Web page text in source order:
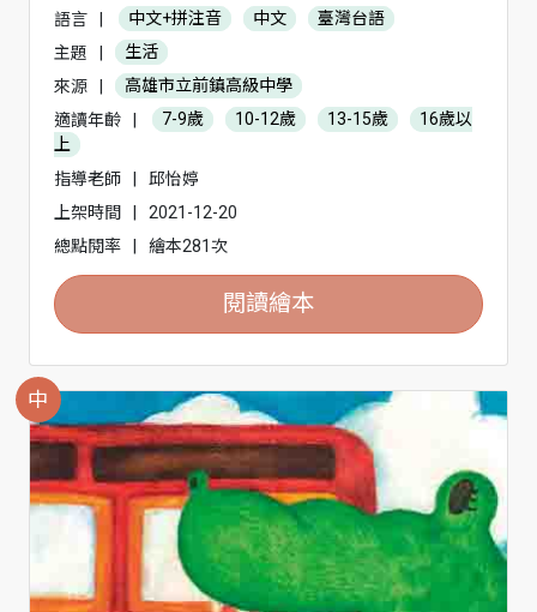
語言 | 中文+拼注音 中文
臺灣台語
主題
|
生活
來源
|
高雄市立前鎮高級中學
適讀年齡
| 7-9歲 10-12歲 13-15歲
16歲以
上
指導老師
|
邱怡婷
上架時間
|
2021-12-20
總點閱率
| 繪本281次
閱讀繪本
中